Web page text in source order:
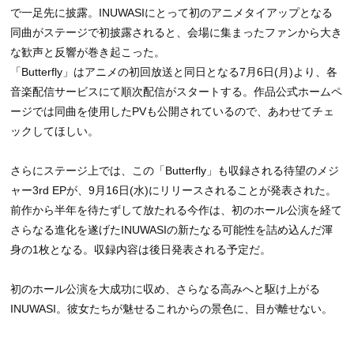
で一足先に披露。INUWASIにとって初のアニメタイアップとなる
同曲がステージで初披露されると、会場に集まったファンから大き
な歓声と反響が巻き起こった。
「Butterfly」はアニメの初回放送と同日となる7月6日(月)より、各
音楽配信サービスにて順次配信がスタートする。作品公式ホームペ
ージでは同曲を使用したPVも公開されているので、あわせてチェ
ックしてほしい。
さらにステージ上では、この「Butterfly」も収録される待望のメジ
ャー3rd EPが、9月16日(水)にリリースされることが発表された。
前作から半年を待たずして放たれる今作は、初のホール公演を経て
さらなる進化を遂げたINUWASIの新たなる可能性を詰め込んだ渾
身の1枚となる。収録内容は後日発表される予定だ。
初のホール公演を大成功に収め、さらなる高みへと駆け上がる
INUWASI。彼女たちが魅せるこれからの景色に、目が離せない。